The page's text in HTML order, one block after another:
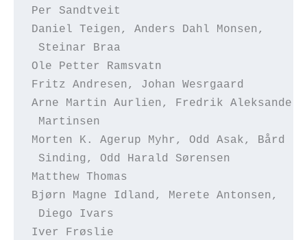
Per Sandtveit
Daniel Teigen, Anders Dahl
Steinar Braa
Ole Petter Ramsvatn
Fritz Andresen, Johan Wesrgaard
Arne Martin Aurlien, Fredrik
Martinsen
Morten K. Agerup Myhr, Odd Asak,
Sinding, Odd Harald Sørensen
Matthew Thomas
Bjørn Magne Idland, Merete
Diego Ivars
Iver Frøslie